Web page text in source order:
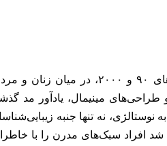
تابستان امسال، بازگشت ترندهای دهه‌های گذشته، به ویژه دهه‌های ۹۰ و ۲۰۰۰، در میان
مینیمال، یادآور مد
نه تنها جنبه
افراد سبک‌های مدرن را با